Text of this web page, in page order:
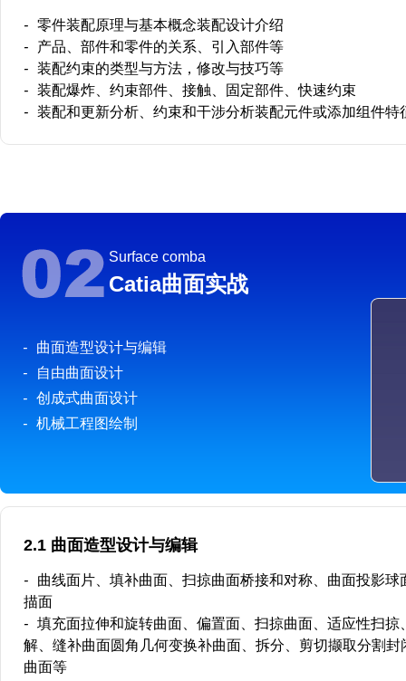
- 零件装配原理与基本概念装配设计介绍
-
产品、部件和零件的关系、引入部件等
- 装配约束的类型与方法，修改与技巧等
- 装配爆炸、约束部件、接触、固定部件、快速约束
- 装配和更新分析、约束和干涉分析装配元件或添加组件特
Surface comba
Catia曲面实战
-
曲面造型设计与编辑
-
自由曲面设计
- 创成式曲面设计
- 机械工程图绘制
2.1 曲面造型设计与编辑
-
曲线面片、填补曲面、扫掠曲面桥接和对称、曲面投影球
描面
- 填充面拉伸和旋转曲面、偏置面、扫掠曲面、适应性扫掠
解、缝补曲面圆角几何变换补曲面、拆分、剪切撷取分割封
曲面等